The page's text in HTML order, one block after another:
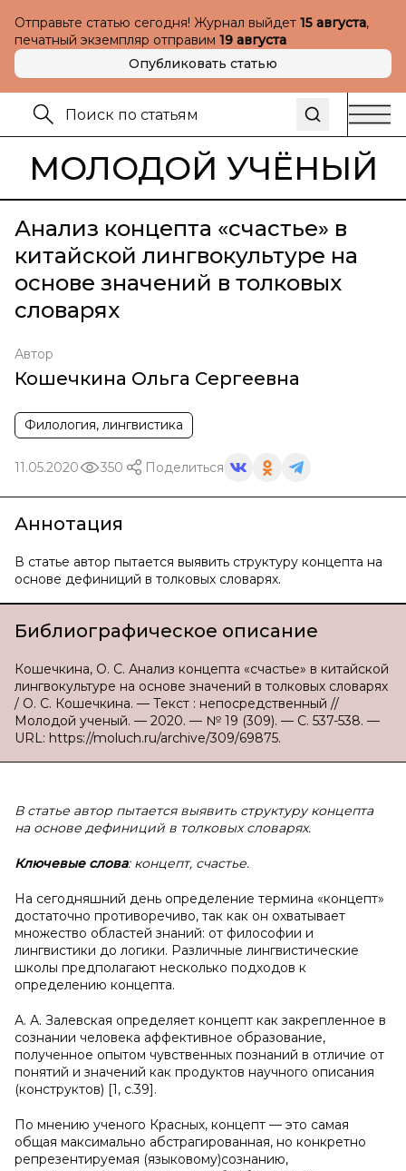
Отправьте статью сегодня! Журнал выйдет 15 августа,
печатный экземпляр отправим 19 августа
Опубликовать статью
МОЛОДОЙ УЧЁНЫЙ
Анализ концепта «счастье» в
китайской лингвокультуре на
основе значений в толковых
словарях
Автор
Кошечкина Ольга Сергеевна
Филология, лингвистика
11.05.2020 350 Поделиться
Аннотация
В статье автор пытается выявить структуру концепта на
основе дефиниций в толковых словарях.
Библиографическое описание
Кошечкина, О. С. Анализ концепта «счастье» в китайской
лингвокультуре на основе значений в толковых словарях
/ О. С. Кошечкина. — Текст : непосредственный //
Молодой ученый. — 2020. — № 19 (309). — С. 537-538. —
URL: https://moluch.ru/archive/309/69875.
В статье автор пытается выявить структуру концепта
на основе дефиниций в толковых словарях.
Ключевые слова: концепт, счастье.
На сегодняшний день определение термина «концепт»
достаточно противоречиво, так как он охватывает
множество областей знаний: от философии и
лингвистики до логики. Различные лингвистические
школы предполагают несколько подходов к
определению концепта.
А. А. Залевская определяет концепт как закрепленное в
сознании человека аффективное образование,
полученное опытом чувственных познаний в отличие от
понятий и значений как продуктов научного описания
(конструктов) [1, с.39].
По мнению ученого Красных, концепт — это самая
общая максимально абстрагированная, но конкретно
репрезентируемая (языковому)сознанию,